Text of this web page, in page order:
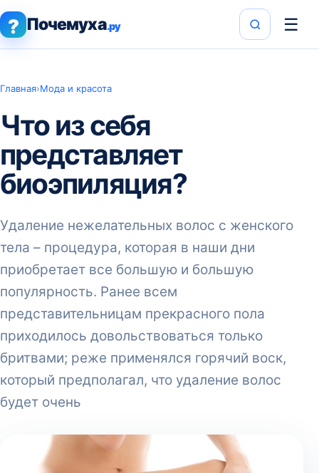
? Почемуха.ру ☰
Главная›Мода и красота
Что из себя
представляет
биоэпиляция?
Удаление нежелательных волос с женского
тела – процедура, которая в наши дни
приобретает все большую и большую
популярность. Ранее всем
представительницам прекрасного пола
приходилось довольствоваться только
бритвами; реже применялся горячий воск,
который предполагал, что удаление волос
будет очень